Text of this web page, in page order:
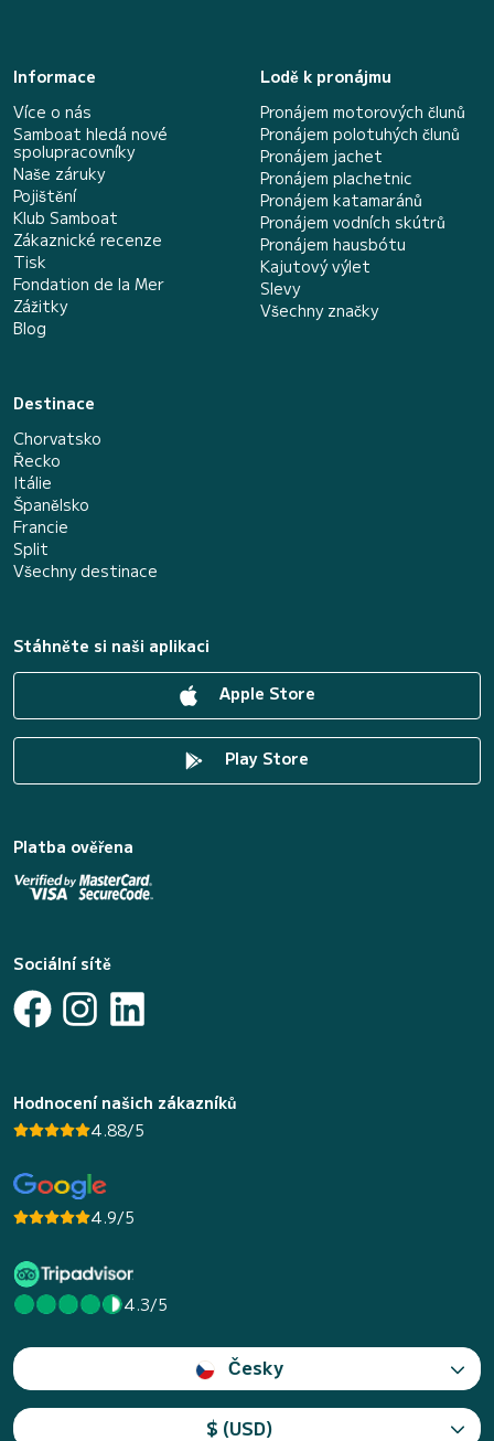
Informace
Více o nás
Samboat hledá nové
spolupracovníky
Naše záruky
Pojištění
Klub Samboat
Zákaznické recenze
Tisk
Fondation de la Mer
Zážitky
Blog
Lodě k pronájmu
Pronájem motorových člunů
Pronájem polotuhých člunů
Pronájem jachet
Pronájem plachetnic
Pronájem katamaránů
Pronájem vodních skútrů
Pronájem hausbótu
Kajutový výlet
Slevy
Všechny značky
Destinace
Chorvatsko
Řecko
Itálie
Španělsko
Francie
Split
Všechny destinace
Stáhněte si naši aplikaci
Apple Store
Play Store
Platba ověřena
Sociální sítě
Hodnocení našich zákazníků
4.88/5
4.9/5
4.3/5
Česky
$ (USD)